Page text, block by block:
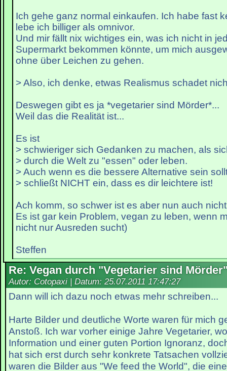
Ich gehe ganz normal einkaufen. Ich habe fast
lebe ich billiger als omnivor.
Und mir fällt nix wichtiges ein, was ich nicht in
Supermarkt bekommen könnte, um mich
ohne über Leichen zu gehen.
> Also, ich denke, etwas Realismus schadet
Deswegen gibt es ja *vegetarier sind Mörder*...
Weil das die Realität ist...
Es ist
> schwieriger sich Gedanken zu machen, als
> durch die Welt zu "essen" oder leben.
> Auch wenn es die bessere Alternative sein
> schließt NICHT ein, dass es dir leichtere ist!
Ach komm, so schwer ist es aber nun auch
Es ist gar kein Problem, vegan zu leben, wenn
nicht nur Ausreden sucht)
Steffen
Re: Vegan durch "Vegetarier sind
Autor: Cotopaxi | Datum: 25.07.2011 17:47:27
Dann will ich dazu noch etwas mehr schreiben...
Harte Bilder und deutliche Worte waren für mich
Anstoß. Ich war vorher einige Jahre Vegetarier,
Information und einer guten Portion Ignoranz,
hat sich erst durch sehr konkrete Tatsachen
waren die Bilder aus "We feed the World", die